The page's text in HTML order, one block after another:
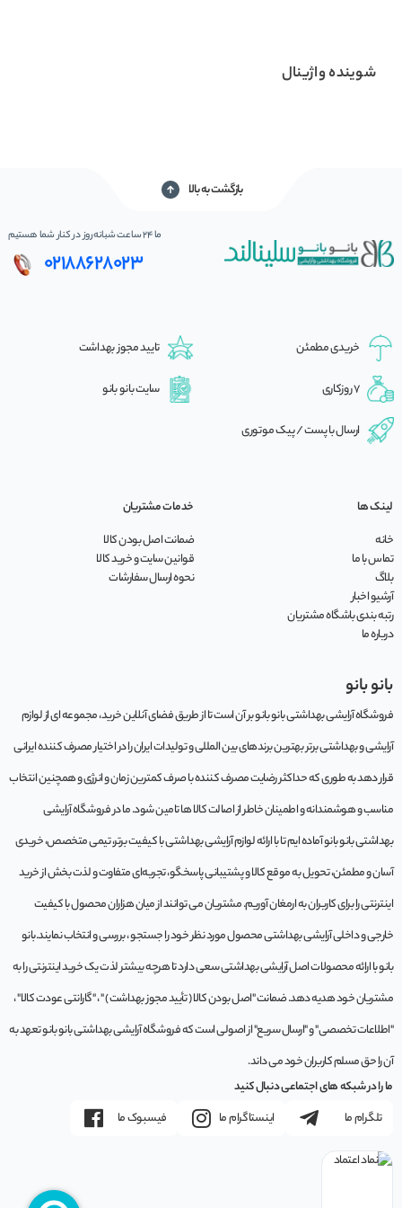
شوینده واژینال
بازگشت به بالا
ما 24 ساعت شبانه‌روز در کنار شما هستیم
02188628023
خریدی مطمئن تایید مجوز بهداشت
7 روزکاری سایت بانو بانو
ارسال با پست / پیک موتوری
لینک ها
خانه
تماس با ما
بلاگ
آرشیو اخبار
رتبه بندی باشگاه مشتریان
درباره ما
خدمات مشتریان
ضمانت اصل بودن کالا
قوانین سایت و خرید کالا
نحوه ارسال سفارشات
بانو بانو
فروشگاه آرایشی بهداشتی بانو بانو بر آن است تا از طریق فضای آنلاین خرید، مجموعه‌ ای از لوازم
آرایشی و بهداشتی برتر بهترین برندهای بین المللی و تولیدات ایران را در اختیار مصرف کننده ایرانی
قرار دهد به طوری که حداکثر رضایت مصرف کننده با صرف کمترین زمان و انرژی و همچنین انتخاب
مناسب و هوشمندانه و اطمینان خاطر از اصالت کالا ها تامین شود. ما در فروشگاه آرایشی
بهداشتی بانو بانو آماده ایم تا با ارائه لوازم آرایشی بهداشتی با کیفیت برتر، تیمی متخصص، خریدی
آسان و مطمئن، تحویل به موقع کالا و پشتیبانی پاسخگو، تجربه‌ای متفاوت و لذت بخش از خرید
اینترنتی را برای کاربران به ارمغان آوریم. مشتريان می توانند از ميان هزاران محصول با کيفيت
خارجی و داخلی آرایشی بهداشتی محصول مورد نظر خود را جستجو ، بررسی و انتخاب نمايند.بانو
بانو با ارائه محصولات اصل آرایشی بهداشتی سعی دارد تا هرچه بیشتر لذت یک خرید اینترنتی را به
مشتریان خود هدیه دهد. ضمانت "اصل بودن کالا ( تأیید مجوز بهداشت ) " ، "گارانتی عودت کالا" ،
"اطلاعات تخصصی" و "ارسال سریع" از اصولی است که فروشگاه آرایشی بهداشتی بانو بانو تعهد به
آن را حق مسلم کاربران خود می داند.
ما را در شبکه های اجتماعی دنبال کنید
تلگرام ما
اینستاگرام ما فیسبوک ما